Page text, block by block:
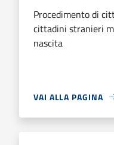
Procedimento di
cittadini stranieri
nascita
VAI ALLA PAGINA